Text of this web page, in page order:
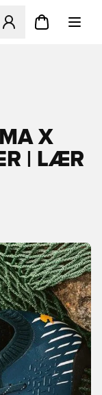
Modal til at
X
| LÆR